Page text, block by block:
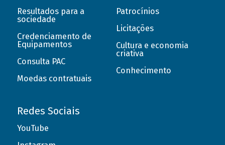
Resultados para a
sociedade
Credenciamento de
Equipamentos
Consulta PAC
Moedas contratuais
Patrocínios
Licitações
Cultura e economia
criativa
Conhecimento
Redes Sociais
YouTube